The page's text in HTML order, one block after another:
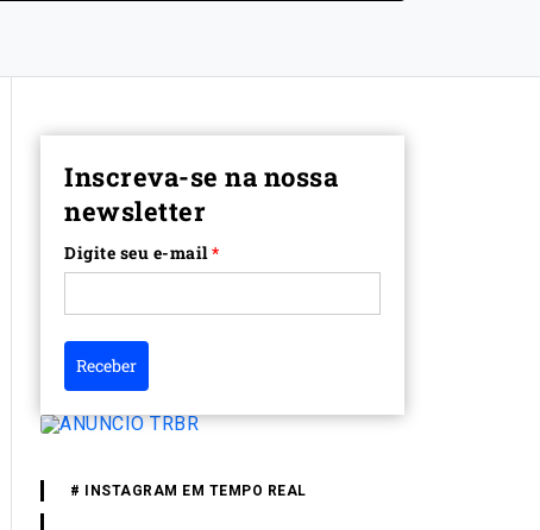
Inscreva-se na nossa
newsletter
Digite seu e-mail*
Receber
# INSTAGRAM EM TEMPO REAL